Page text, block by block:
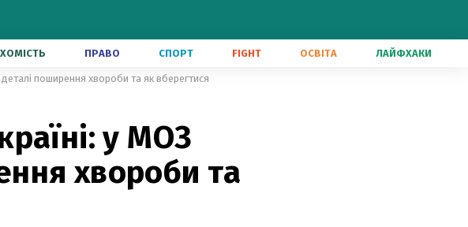
ПРАВО СПОРТ FIGHT ОСВІТА ЛАЙФХАКИ
поширення хвороби та як вберегтися
у МОЗ
хвороби та